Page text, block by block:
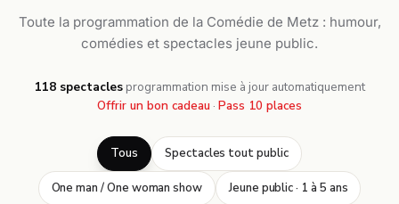
Toute la programmation de la Comédie de Metz : humour,
comédies et spectacles jeune public.
118 spectacles· programmation mise à jour automatiquement
Offrir un bon cadeau · Pass 10 places
Tous Spectacles tout public
One man / One woman show Jeune public · 1 à 5 ans